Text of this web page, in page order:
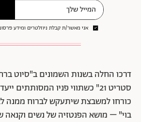
אני מאשר/ת קבלת ניוזלטרים ומידע
דרכו החלה בשנות השמונים ב"סיוט
סטריט 21" כשתווי פניו המסותתים
כורחו למשבצת שיתעקש לברוח ממנה
בוי" – מושא הפנטזיה של נשים וקנאה